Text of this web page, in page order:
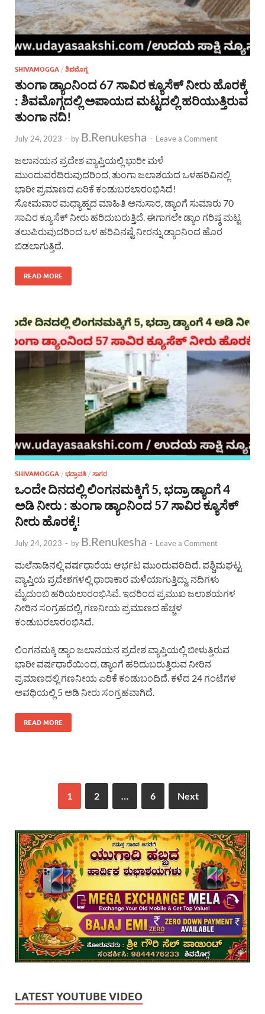
SHIVAMOGGA / ಶಿವಮೊಗ್ಗ
ತುಂಗಾ ಡ್ಯಾಂನಿಂದ 67 ಸಾವಿರ ಕ್ಯೂಸೆಕ್ ನೀರು ಹೊರಕ್ಕೆ
: ಶಿವಮೊಗ್ಗದಲ್ಲಿ ಅಪಾಯದ ಮಟ್ಟದಲ್ಲಿ ಹರಿಯುತ್ತಿರುವ
ತುಂಗಾ ನದಿ!
July 24, 2023 - by B.Renukesha - Leave a Comment
ಜಲಾನಯನ ಪ್ರದೇಶ ವ್ಯಾಪ್ತಿಯಲ್ಲಿ ಭಾರೀ ಮಳೆ
ಮುಂದುವರೆದಿರುವುದರಿಂದ, ತುಂಗಾ ಜಲಾಶಯದ ಒಳಹರಿವಿನಲ್ಲಿ
ಭಾರೀ ಪ್ರಮಾಣದ ಏರಿಕೆ ಕಂಡುಬರಲಾರಂಭಿಸಿದೆ!
ಸೋಮವಾರ ಮಧ್ಯಾಹ್ನದ ಮಾಹಿತಿ ಅನುಸಾರ, ಡ್ಯಾಂಗೆ ಸುಮಾರು 70
ಸಾವಿರ ಕ್ಯೂಸೆಕ್ ನೀರು ಹರಿದುಬರುತ್ತಿದೆ. ಈಗಾಗಲೇ ಡ್ಯಾಂ ಗರಿಷ್ಠ ಮಟ್ಟ
ತಲುಪಿರುವುದರಿಂದ ಒಳ ಹರಿವಿನಷ್ಟೆ ನೀರನ್ನು ಡ್ಯಾಂನಿಂದ ಹೊರ
ಬಿಡಲಾಗುತ್ತಿದೆ.
READ MORE
SHIVAMOGGA / ಭದ್ರಾವತಿ / ಸಾಗರ
ಒಂದೇ ದಿನದಲ್ಲಿ ಲಿಂಗನಮಕ್ಕಿಗೆ 5, ಭದ್ರಾ ಡ್ಯಾಂಗೆ 4
ಅಡಿ ನೀರು : ತುಂಗಾ ಡ್ಯಾಂನಿಂದ 57 ಸಾವಿರ ಕ್ಯೂಸೆಕ್
ನೀರು ಹೊರಕ್ಕೆ!
July 24, 2023 - by B.Renukesha - Leave a Comment
ಮಲೆನಾಡಿನಲ್ಲಿ ವರ್ಷಧಾರೆಯ ಆರ್ಭಟ ಮುಂದುವರಿದಿದೆ. ಪಶ್ಚಿಮಘಟ್ಟ
ವ್ಯಾಪ್ತಿಯ ಪ್ರದೇಶಗಳಲ್ಲಿ ಧಾರಾಕಾರ ಮಳೆಯಾಗುತ್ತಿದ್ದು, ನದಿಗಳು
ಮೈದುಂಬಿ ಹರಿಯಲಾರಂಭಿಸಿವೆ. ಇದರಿಂದ ಪ್ರಮುಖ ಜಲಾಶಯಗಳ
ನೀರಿನ ಸಂಗ್ರಹದಲ್ಲಿ, ಗಣನೀಯ ಪ್ರಮಾಣದ ಹೆಚ್ಚಳ
ಕಂಡುಬರಲಾರಂಭಿಸಿದೆ.
ಲಿಂಗನಮಕ್ಕಿ ಡ್ಯಾಂ ಜಲಾನಯನ ಪ್ರದೇಶ ವ್ಯಾಪ್ತಿಯಲ್ಲಿ ಬೀಳುತ್ತಿರುವ
ಭಾರೀ ವರ್ಷಧಾರೆಯಿಂದ, ಡ್ಯಾಂಗೆ ಹರಿದುಬರುತ್ತಿರುವ ನೀರಿನ
ಪ್ರಮಾಣದಲ್ಲಿ ಗಣನೀಯ ಏರಿಕೆ ಕಂಡುಬಂದಿದೆ. ಕಳೆದ 24 ಗಂಟೆಗಳ
ಅವಧಿಯಲ್ಲಿ 5 ಅಡಿ ನೀರು ಸಂಗ್ರಹವಾಗಿದೆ.
READ MORE
1 2 … 6 Next
LATEST YOUTUBE VIDEO